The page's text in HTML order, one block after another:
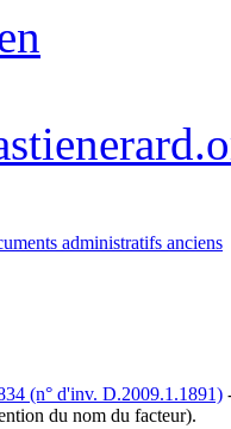
administratifs anciens
(n° d'inv. D.2009.1.1891)
du nom du facteur).